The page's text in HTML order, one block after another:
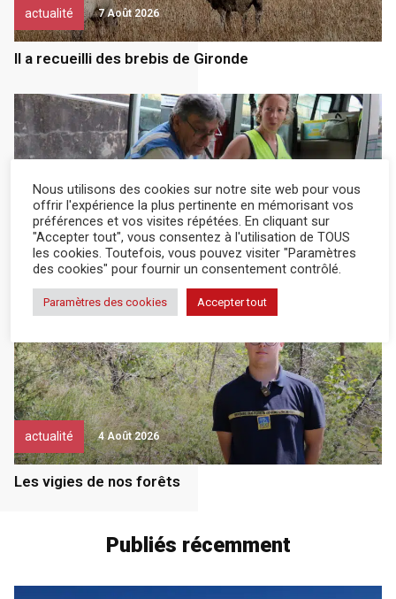
actualité 7 Août 2026
Il a recueilli des brebis de Gironde
actualité 6 Août 2026
Un élan de solidarité important
actualité 4 Août 2026
Les vigies de nos forêts
Publiés récemment
Nous utilisons des cookies sur notre site web pour vous
offrir l'expérience la plus pertinente en mémorisant vos
préférences et vos visites répétées. En cliquant sur
"Accepter tout", vous consentez à l'utilisation de TOUS
les cookies. Toutefois, vous pouvez visiter "Paramètres
des cookies" pour fournir un consentement contrôlé.
Paramètres des cookies Accepter tout